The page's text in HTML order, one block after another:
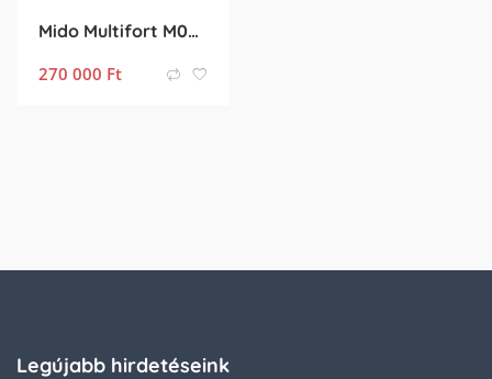
Mido Multifort M0054301603181 / Eredeti dobozában
270 000 Ft
Legújabb hirdetéseink